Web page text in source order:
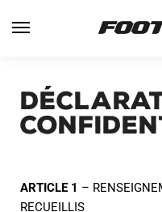
ARTICLE 1 –
RECUEILLIS